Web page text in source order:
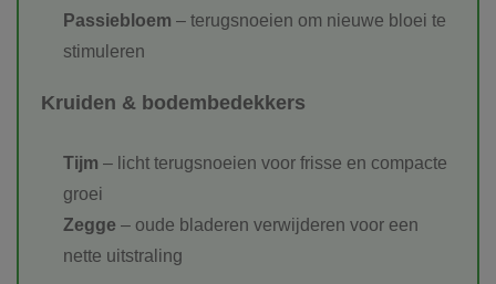
Passiebloem – terugsnoeien om nieuwe bloei te
stimuleren
Kruiden & bodembedekkers
Tijm – licht terugsnoeien voor frisse en compacte
groei
Zegge – oude bladeren verwijderen voor een
nette uitstraling